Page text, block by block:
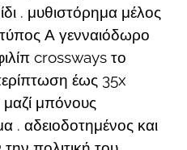
. μυθιστόρημα μέλος
Α γενναιόδωρο
crossways το
έως 35x
μπόνους
. αδειοδοτημένος και